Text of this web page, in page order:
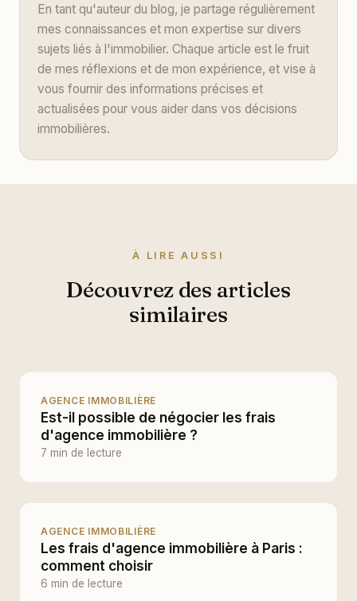
En tant qu'auteur du blog, je partage régulièrement
mes connaissances et mon expertise sur divers
sujets liés à l'immobilier. Chaque article est le fruit
de mes réflexions et de mon expérience, et vise à
vous fournir des informations précises et
actualisées pour vous aider dans vos décisions
immobilières.
À LIRE AUSSI
Découvrez des articles
similaires
AGENCE IMMOBILIÈRE
Est-il possible de négocier les frais
d'agence immobilière ?
7 min de lecture
AGENCE IMMOBILIÈRE
Les frais d'agence immobilière à Paris :
comment choisir
6 min de lecture